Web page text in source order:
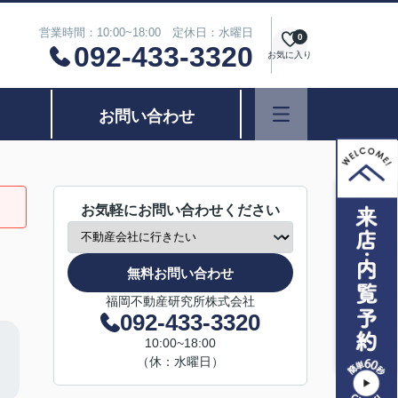
営業時間：10:00~18:00 定休日：水曜日
092-433-3320 お気に入り
0
お問い合わせ
お気軽にお問い合わせください
無料お問い合わせ
福岡不動産研究所株式会社
092-433-3320
10:00~18:00
（休：水曜日）